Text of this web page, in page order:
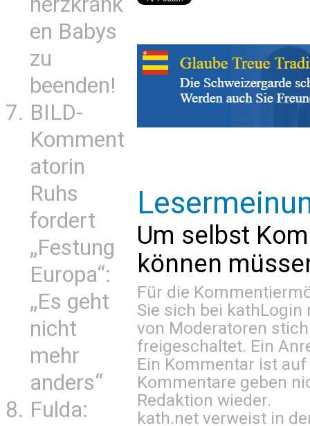
en Babys
zu
beenden!
BILD-
Komment
atorin
Ruhs
fordert
„Festung
Europa“:
„Es geht
nicht
mehr
anders“
Fulda:
Um selbst
können
Für die
Sie sich bei kathLogin
von Moderatoren
freigeschaltet. Ein
Ein Kommentar ist
Kommentare geben
Redaktion wieder.
kath.net verweist in